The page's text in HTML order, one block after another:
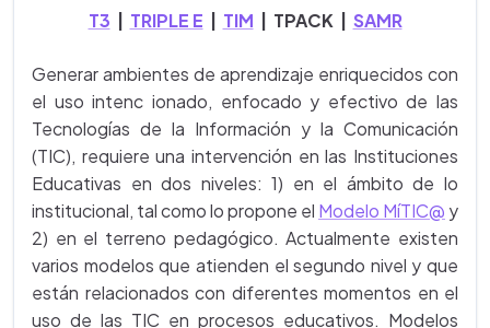
T3 TRIPLE E TIM | TPACK | SAMR
Generar ambientes de aprendizaje enriquecidos con
el uso intenc ionado, enfocado y efectivo de las
Tecnologías de la Información y la Comunicación
(TIC), requiere una intervención en las Instituciones
Educativas en dos niveles: 1) en el ámbito de lo
institucional, tal como lo propone el Modelo MíTIC@ y
2) en el terreno pedagógico. Actualmente existen
varios modelos que atienden el segundo nivel y que
están relacionados con diferentes momentos en el
uso de las TIC en procesos educativos. Modelos